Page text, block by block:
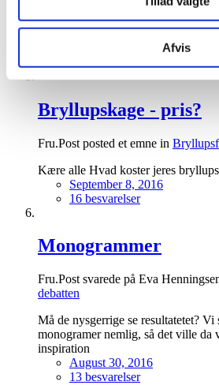
Afvis
kagen til receptionen og der kan vi
100/120 personer. Vi bor i
jeg, der er la går mellem fornuftige
September 19, 2016
Bryllupskage - pris?
Fru.Post posted et emne in
Kære alle Hvad koster jeres
September 8, 2016
16 besvarelser
Monogrammer
Fru.Post svarede på Eva
debatten
Må de nysgerrige se resultatetet? Vi
monogramer nemlig, så det ville da
inspiration
August 30, 2016
13 besvarelser